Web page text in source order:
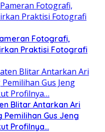
Fotografi,
Praktisi Fotografi
Blitar Antarkan Ari
Gus Jeng
Profilnya…